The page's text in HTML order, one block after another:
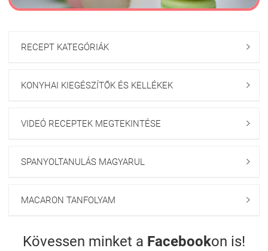
RECEPT KATEGÓRIÁK 
KONYHAI KIEGÉSZÍTŐK ÉS KELLÉKEK 
VIDEÓ RECEPTEK MEGTEKINTÉSE 
SPANYOLTANULÁS MAGYARUL 
MACARON TANFOLYAM 
Kövessen minket a Facebookon is!